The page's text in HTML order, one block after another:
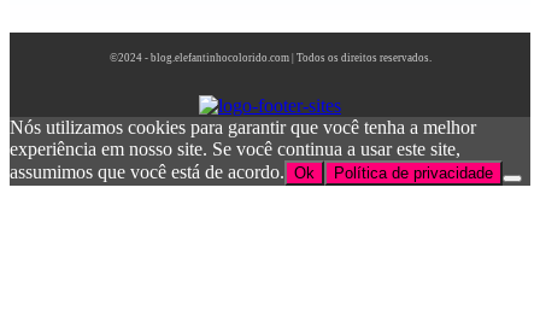
©2024 - blog.elefantinhocolorido.com | Todos os direitos reservados.
Nós utilizamos cookies para garantir que você tenha a melhor
experiência em nosso site. Se você continua a usar este site,
assumimos que você está de acordo. Ok Política de privacidade